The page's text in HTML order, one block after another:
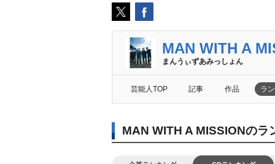
MAN WITH A
まんうぃずあみっしょん
芸能人TOP 記事 作品 ラ
MAN WITH A MISSIONのラ